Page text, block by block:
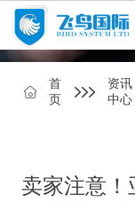
首
页
资讯
中心
卖家注意！